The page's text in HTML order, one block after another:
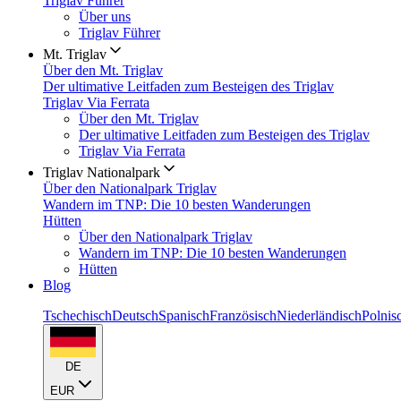
Über uns
Triglav Führer
Mt. Triglav
Über den Mt. Triglav
Der ultimative Leitfaden zum Besteigen des Triglav
Triglav Via Ferrata
Über den Mt. Triglav
Der ultimative Leitfaden zum Besteigen des Triglav
Triglav Via Ferrata
Triglav Nationalpark
Über den Nationalpark Triglav
Wandern im TNP: Die 10 besten Wanderungen
Hütten
Über den Nationalpark Triglav
Wandern im TNP: Die 10 besten Wanderungen
Hütten
Blog
TschechischDeutschSpanischFranzösischNiederländisch
DE
EUR